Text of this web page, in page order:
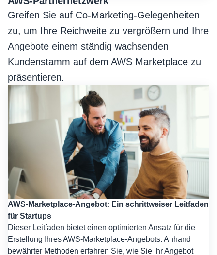
Greifen Sie auf Co-Marketing-Gelegenheiten
zu, um Ihre Reichweite zu vergrößern und Ihre
Angebote einem ständig wachsenden
Kundenstamm auf dem AWS Marketplace zu
präsentieren.
AWS-Marketplace-Angebot: Ein schrittweiser Leitfaden
für Startups
Dieser Leitfaden bietet einen optimierten Ansatz für die
Erstellung Ihres AWS-Marketplace-Angebots. Anhand
bewährter Methoden erfahren Sie, wie Sie Ihr Angebot